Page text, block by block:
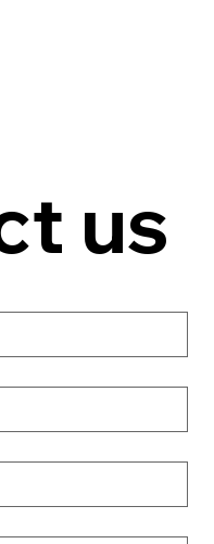
us